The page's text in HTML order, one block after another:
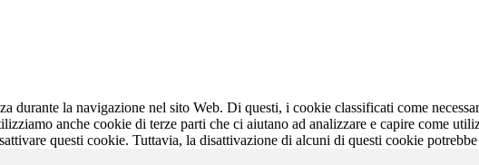
durante la navigazione nel sito Web. Di questi, i cookie classificati come
anche cookie di terze parti che ci aiutano ad analizzare e capire come
questi cookie. Tuttavia, la disattivazione di alcuni di questi cookie